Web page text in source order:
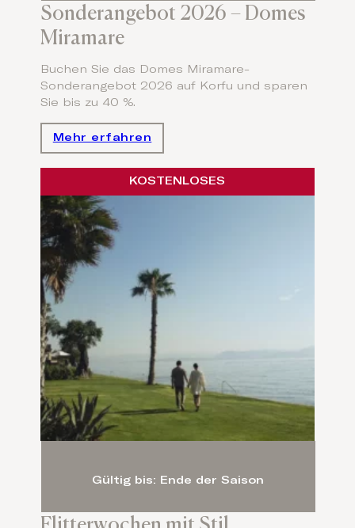
Sonderangebot 2026 – Domes
Miramare
Buchen Sie das Domes Miramare-
Sonderangebot 2026 auf Korfu und sparen
Sie bis zu 40 %.
Mehr erfahren
KOSTENLOSES
Gültig bis: Ende der Saison